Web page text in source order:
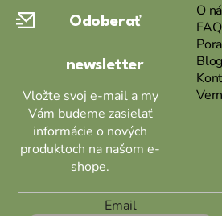
Odoberať
newsletter
Vložte svoj e-mail a my
Vám budeme zasielať
informácie o nových
produktoch na našom e-
shope.
Email
O
Blog